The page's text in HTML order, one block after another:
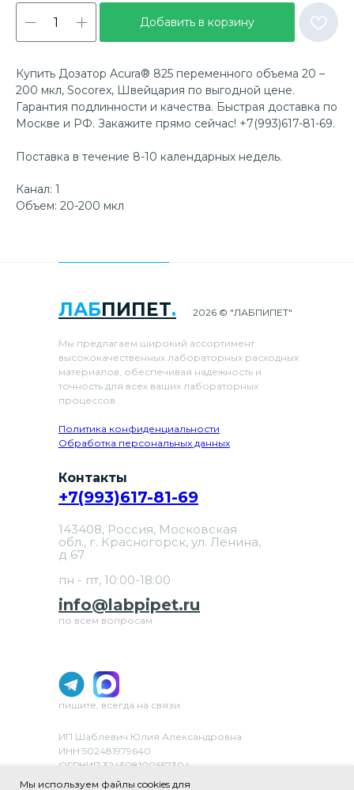
Добавить в корзину
Купить Дозатор Acura® 825 переменного объема 20 –
200 мкл, Socorex, Швейцария по выгодной цене.
Гарантия подлинности и качества. Быстрая доставка по
Москве и РФ. Закажите прямо сейчас! +7(993)617-81-69.
Поставка в течение 8-10 календарных недель.
Канал: 1
Объем: 20-200 мкл
ЛАБПИПЕТ.
Мы предлагаем широкий ассортимент
высококачественных лабораторных расходных
материалов, обеспечивая надежность и
точность для всех ваших лабораторных
процессов.
Политика конфиденциальности
Обработка персональных данных
ИП Шаблевич Юлия Александровна
ИНН 502481979640
ОГРНИП 324508100657304
ОКВЭД 46.69 «Торговля оптовая прочими
2026 © "ЛАБПИПЕТ"
Контакты
info@labpipet.ru
+7(993)617-81-69
по всем вопросам
143408, Россия, Московская
обл., г. Красногорск, ул. Ленина,
д 67
пн - пт, 10:00-18:00
пишите, всегда на связи
Мы используем файлы cookies для